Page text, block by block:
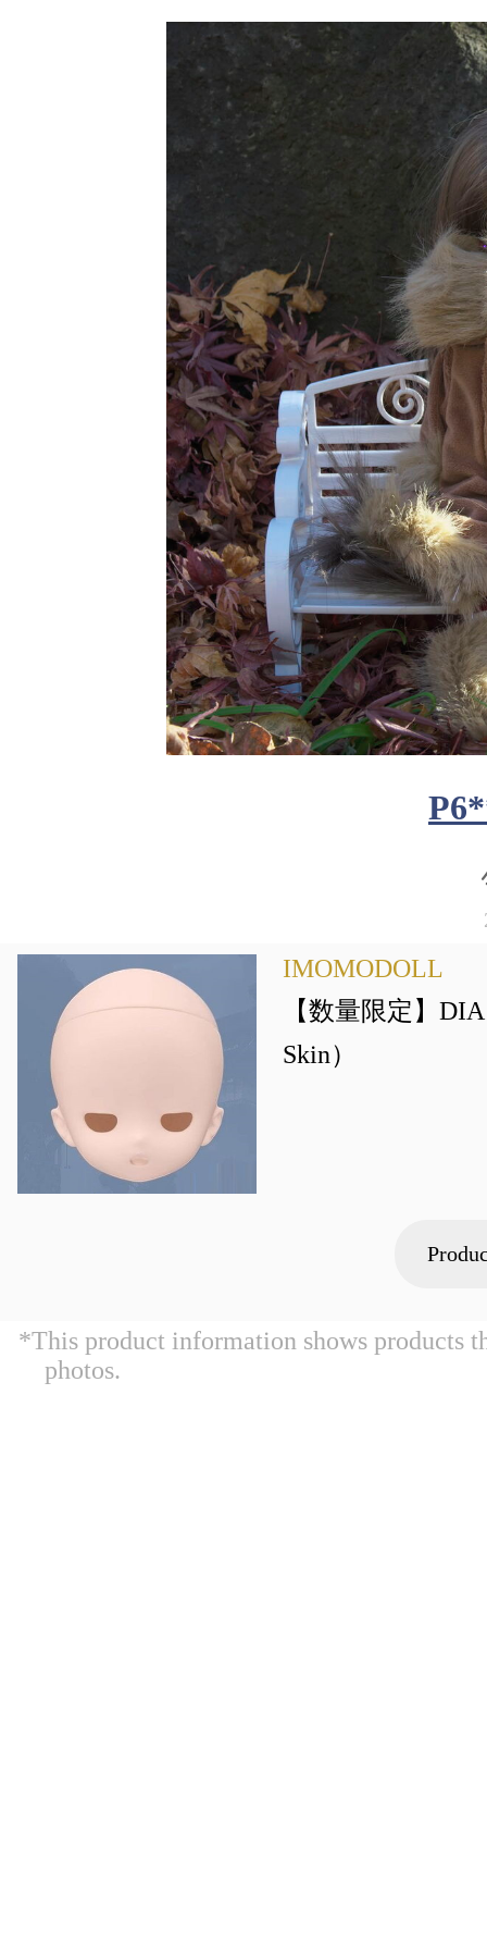
IMOMODOLL
【数量限定】
Skin）
*This product information shows products
photos.